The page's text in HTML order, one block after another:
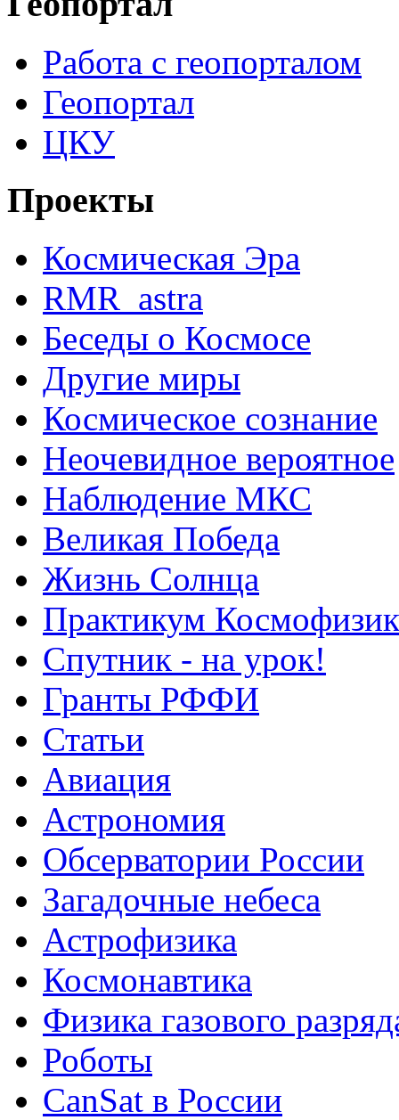
Работа с геопорталом
Геопортал
ЦКУ
Проекты
Космическая Эра
RMR_astra
Беседы о Космосе
Другие миры
Космическое сознание
Неочевидное вероятное
Наблюдение МКС
Великая Победа
Жизнь Солнца
Практикум
Спутник - на урок!
Гранты РФФИ
Статьи
Авиация
Астрономия
Обсерватории России
Загадочные небеса
Астрофизика
Космонавтика
Физика газового
Роботы
CanSat в России